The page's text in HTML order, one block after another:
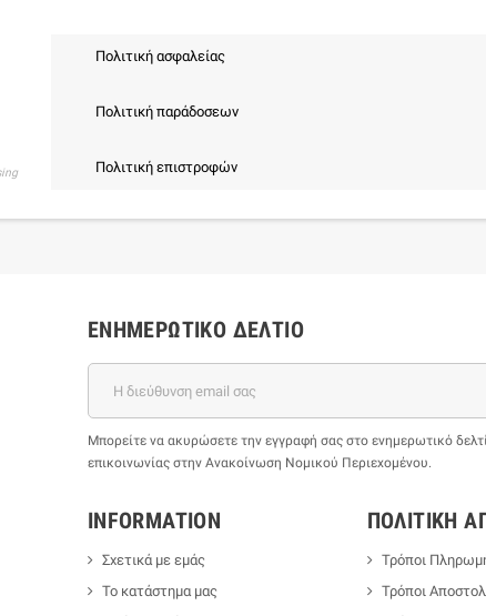
Πολιτική ασφαλείας
Πολιτική παράδοσεων
Πολιτική επιστροφών
ΕΝΗΜΕΡΩΤΙΚΌ ΔΕΛΤΊΟ
Μπορείτε να ακυρώσετε την εγγραφή σας στο ενημερωτικό
επικοινωνίας στην Ανακοίνωση Νομικού Περιεχομένου.
INFORMATION
Σχετικά με εμάς
Το κατάστημα μας
ΠΟΛΙΤΙΚΉ
Τρόποι
Τρόποι